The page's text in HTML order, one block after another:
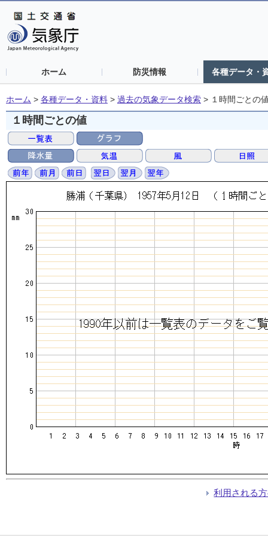
ホーム 防災情報 各種データ・
ホーム > 各種データ・資料 > 過去の気象データ検索 > １時間ごとの
１時間ごとの値
利用される